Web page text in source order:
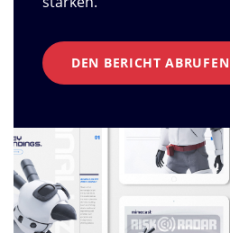
DEN BERICHT ABRUFEN